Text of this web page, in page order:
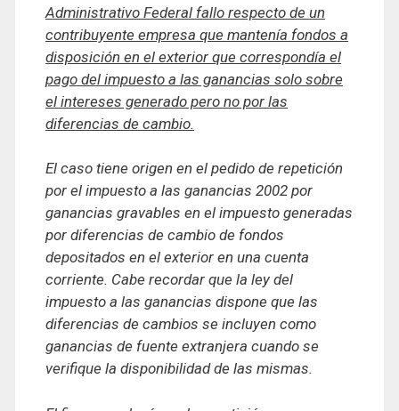
Administrativo Federal fallo respecto de un
contribuyente empresa que mantenía fondos a
disposición en el exterior que correspondía el
pago del impuesto a las ganancias solo sobre
el intereses generado pero no por las
diferencias de cambio.
El caso tiene origen en el pedido de repetición
por el impuesto a las ganancias 2002 por
ganancias gravables en el impuesto generadas
por diferencias de cambio de fondos
depositados en el exterior en una cuenta
corriente. Cabe recordar que la ley del
impuesto a las ganancias dispone que las
diferencias de cambios se incluyen como
ganancias de fuente extranjera cuando se
verifique la disponibilidad de las mismas.